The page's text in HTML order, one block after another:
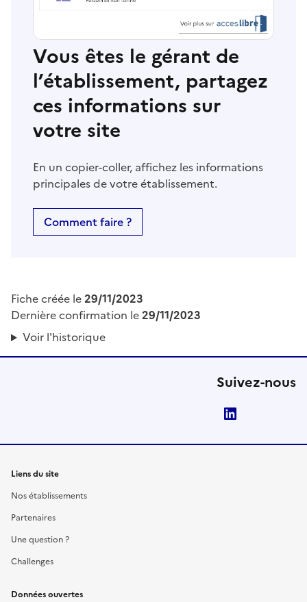
Vous êtes le gérant de
l’établissement, partagez
ces informations sur
votre site
En un copier-coller, affichez les informations
principales de votre établissement.
Comment faire ?
Fiche créée le29/11/2023
Dernière confirmation le29/11/2023
Voir l'historique
Suivez-nous
Liens du site
Nos établissements
Partenaires
Une question ?
Challenges
Données ouvertes